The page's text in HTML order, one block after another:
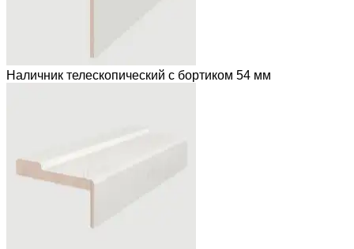
Наличник телескопический с бортиком 54 мм